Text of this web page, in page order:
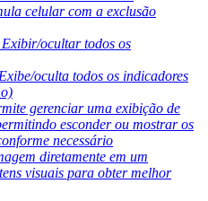
celular com a exclusão
Exibir/ocultar todos os
Exibe/oculta todos os indicadores
gerenciar uma exibição de
esconder ou mostrar os
necessário
diretamente em um
visuais para obter melhor